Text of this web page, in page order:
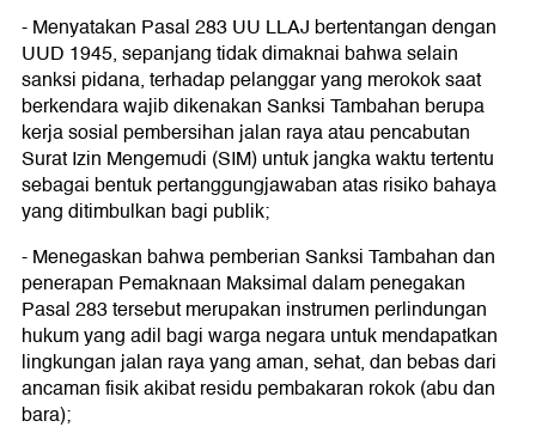
- Menyatakan Pasal 283 UU LLAJ bertentangan dengan
UUD 1945, sepanjang tidak dimaknai bahwa selain
sanksi pidana, terhadap pelanggar yang merokok saat
berkendara wajib dikenakan Sanksi Tambahan berupa
kerja sosial pembersihan jalan raya atau pencabutan
Surat Izin Mengemudi (SIM) untuk jangka waktu tertentu
sebagai bentuk pertanggungjawaban atas risiko bahaya
yang ditimbulkan bagi publik;
- Menegaskan bahwa pemberian Sanksi Tambahan dan
penerapan Pemaknaan Maksimal dalam penegakan
Pasal 283 tersebut merupakan instrumen perlindungan
hukum yang adil bagi warga negara untuk mendapatkan
lingkungan jalan raya yang aman, sehat, dan bebas dari
ancaman fisik akibat residu pembakaran rokok (abu dan
bara);